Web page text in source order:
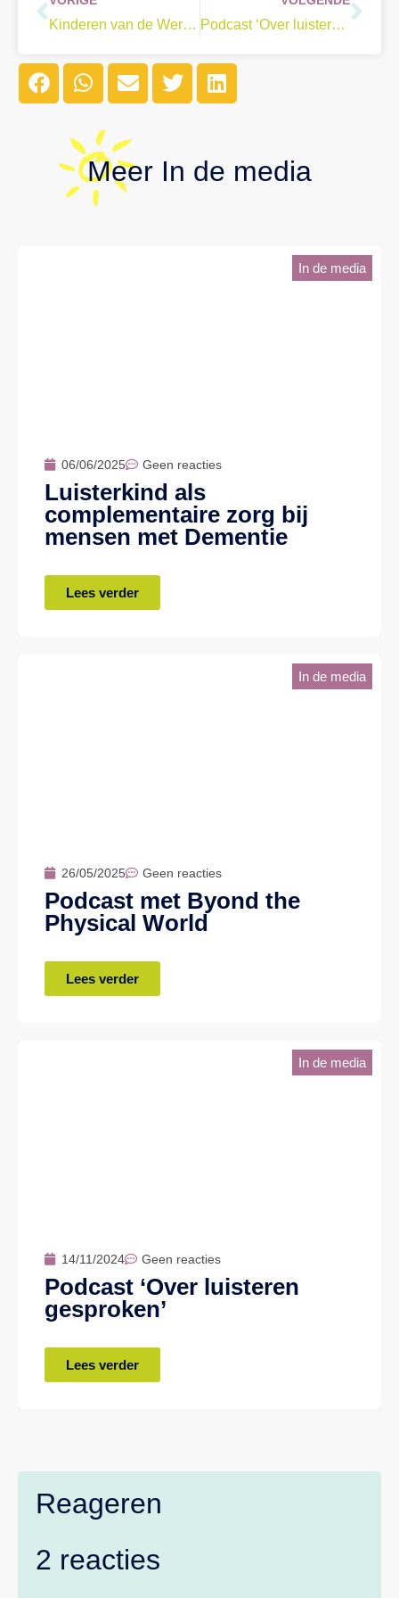
Kinderen van de Wereld – Spiegelbeeld sept ’23 Podcast ‘Over luisteren gesproken’
Meer In de media
In de media
06/06/2025 Geen reacties
Luisterkind als
complementaire zorg bij
mensen met Dementie
Lees verder
In de media
26/05/2025 Geen reacties
Podcast met Byond the
Physical World
Lees verder
In de media
14/11/2024 Geen reacties
Podcast ‘Over luisteren
gesproken’
Lees verder
Reageren
2 reacties